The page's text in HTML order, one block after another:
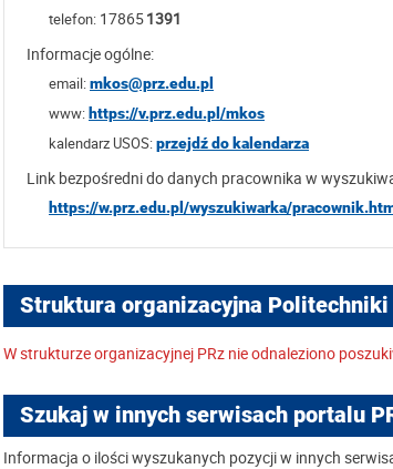
telefon: 178651391
Informacje ogólne:
email:mkos@prz.edu.pl
www: https://v.prz.edu.pl/mkos
kalendarz USOS:przejdź do kalendarza
Link bezpośredni do danych pracownika w
https://w.prz.edu.pl/wyszukiwarka/
Struktura organizacyjna Politechniki
W strukturze organizacyjnej PRz nie odnaleziono
Szukaj w innych serwisach portalu
Informacja o ilości wyszukanych pozycji w innych